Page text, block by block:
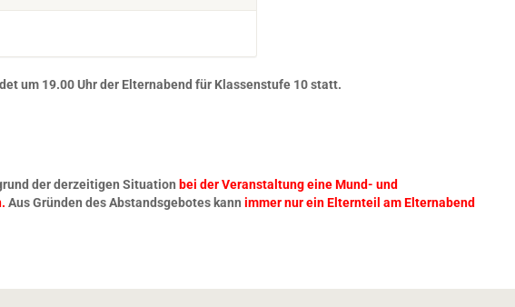
um 19.00 Uhr der Elternabend für Klassenstufe 10 statt.
der derzeitigen Situation bei der Veranstaltung eine Mund- und
Aus Gründen des Abstandsgebotes kann immer nur ein Elternteil am Elternabend